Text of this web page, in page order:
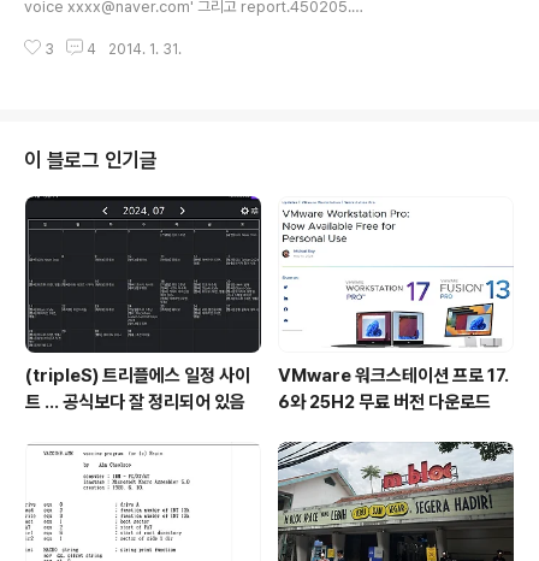
라고 할 수 있지만 분석가에게는 단순 ..
voice xxxx@naver.com' 그리고 report.450205.zi
습니다. 메일 헤더는 다음과 같습니다. 1월 31일(금) 설날
292522fd8e51eda5bca943db90a4c6 https://w
ww.virustotal.com/ko/file/c6bd553a6b3714de5
3dd7f889b6468bb3d371945506ec247489dfa
d13326a1b7/analysis/ 아차... 어제 출근..
3 4 2014. 1. 31.
이 블로그 인기글
(tripleS) 트리플에스 일정 사이
트 ... 공식보다 잘 정리되어 있음
VMware 워크스테이션 프로 17.
6와 25H2 무료 버전 다운로드